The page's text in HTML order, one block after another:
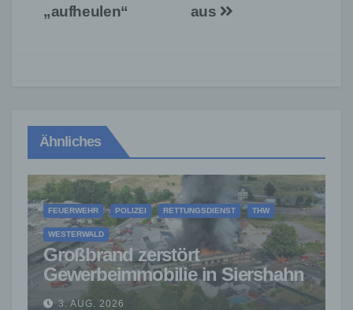
aus
„aufheulen“
Ähnliches
FEUERWEHR POLIZEI RETTUNGSDIENST THW
WESTERWALD
Großbrand zerstört
Gewerbeimmobilie in Siershahn
– Millionenschaden entstanden
3. AUG. 2026